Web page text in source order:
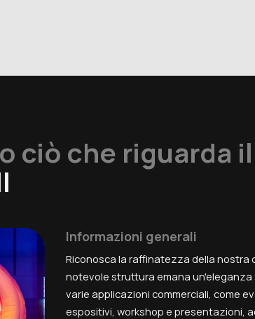
ciò che riguarda il
Informazioni generali
Riconosca la raffinatezza della nostra
notevole struttura emana
varie applicazioni commerciali, come
espositivi, workshop e presentazioni,